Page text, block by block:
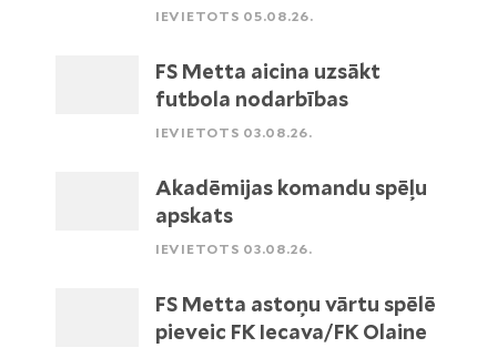
IEVIETOTS 05.08.26.
FS Metta aicina uzsākt
futbola nodarbības
IEVIETOTS 03.08.26.
Akadēmijas komandu spēļu
apskats
IEVIETOTS 03.08.26.
FS Metta astoņu vārtu spēlē
pieveic FK Iecava/FK Olaine